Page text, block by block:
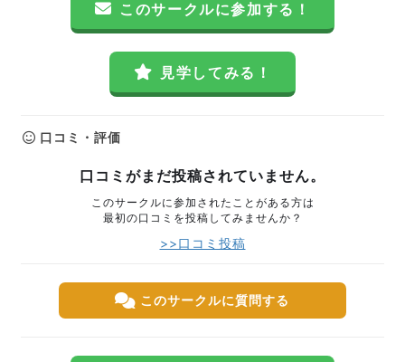
このサークルに参加する！
見学してみる！
口コミ・評価
口コミがまだ投稿されていません。
このサークルに参加されたことがある方は
最初の口コミを投稿してみませんか？
>>口コミ投稿
このサークルに質問する